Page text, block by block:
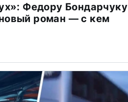
Федору Бондарчуку
роман — с кем